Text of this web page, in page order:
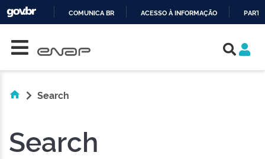
COMUNICA BR ACESSO À INFORMAÇÃO
Search
Search